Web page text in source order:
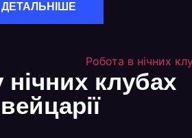
ДЕТАЛЬНІШЕ
нічних клубах